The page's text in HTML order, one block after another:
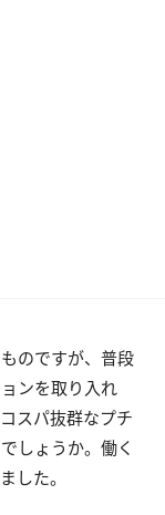
のですが、普段
ンを取り入れ
スパ抜群なプチ
しょうか。働く
した。